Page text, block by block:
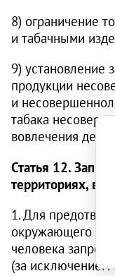
8) ограничение
и табачными
9) установление
продукции
и
табака
вовлечения
Статья 12.
территориях, в
1. Для
окружающего
человека
(за исключением